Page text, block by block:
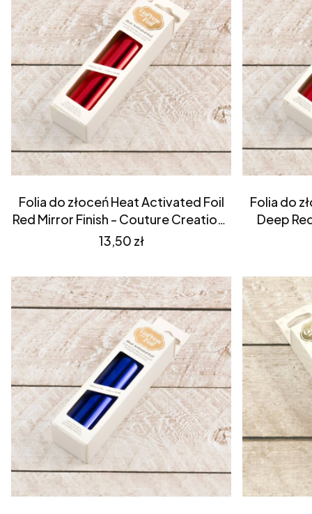
Folia do złoceń Heat Activated Foil
Red Mirror Finish - Couture Creations
(CO725360)
Cena
13,50 zł
Folia do
Deep